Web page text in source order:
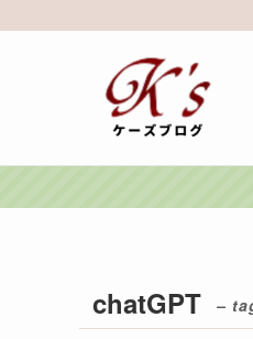
chatGPT –